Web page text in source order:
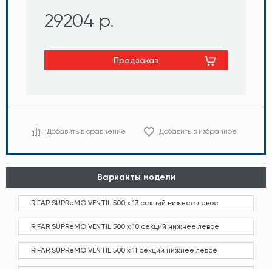
29204 р.
Предзаказ
Добавить в сравнение Добавить в избранное
Варианты модели
RIFAR SUPReMO VENTIL 500 x 13 секций нижнее левое
RIFAR SUPReMO VENTIL 500 х 10 секций нижнее левое
RIFAR SUPReMO VENTIL 500 х 11 секций нижнее левое